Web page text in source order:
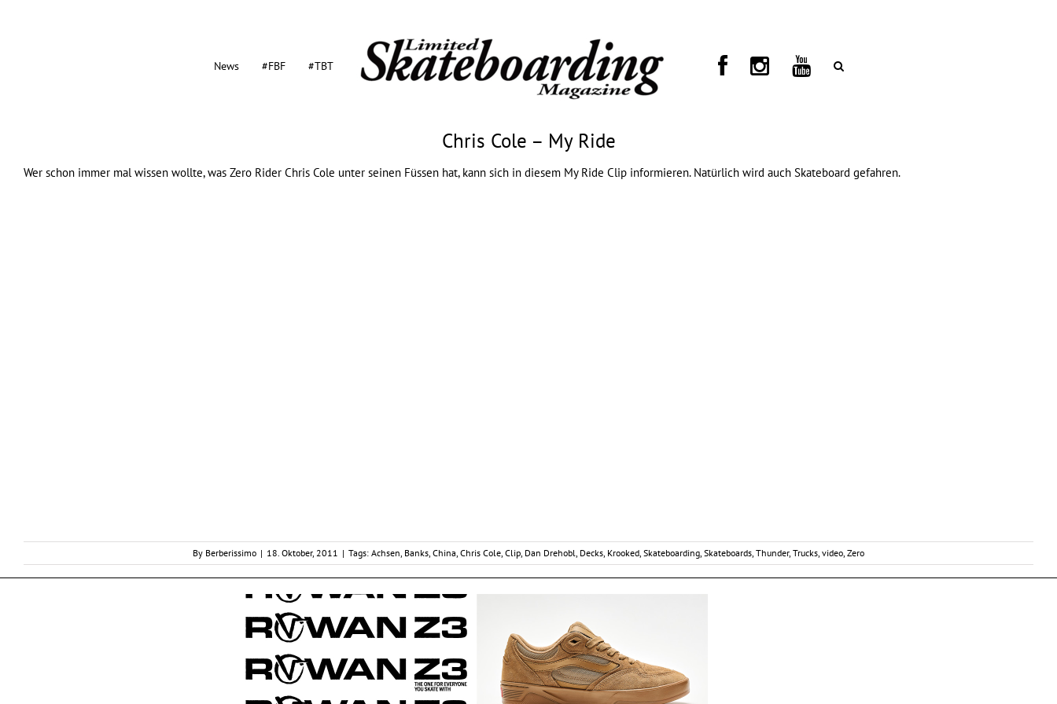
News #FBF #TBT
Chris Cole – My Ride
Wer schon immer mal wissen wollte, was Zero Rider Chris Cole unter seinen Füssen hat, kann sich in diesem My Ride Clip informieren. Natürlich wird auch Skateboard gefahren.
By Berberissimo | 18. Oktober, 2011 | Tags: Achsen Banks China Chris Cole Clip Dan Drehobl Decks Krooked Skateboarding Skateboards Thunder, Trucks video Zero